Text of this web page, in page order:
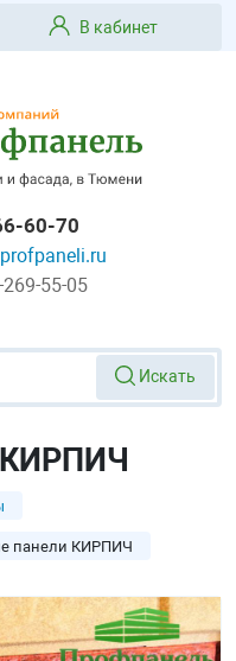
В кабинет
60-70
55-05
Искать
КИРПИЧ
панели КИРПИЧ